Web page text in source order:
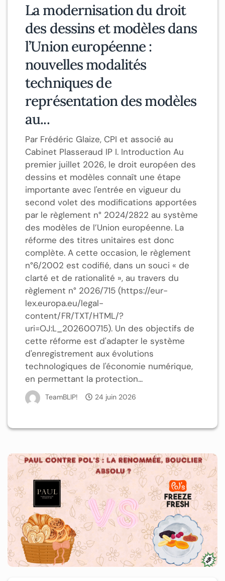
La modernisation du droit
des dessins et modèles dans
l’Union européenne :
nouvelles modalités
techniques de
représentation des modèles
au...
Par Frédéric Glaize, CPI et associé au
Cabinet Plasseraud IP I. Introduction Au
premier juillet 2026, le droit européen des
dessins et modèles connaît une étape
importante avec l'entrée en vigueur du
second volet des modifications apportées
par le règlement n° 2024/2822 au système
des modèles de l’Union européenne. La
réforme des titres unitaires est donc
complète. A cette occasion, le règlement
n°6/2002 est codifié, dans un souci « de
clarté et de rationalité », au travers du
règlement n° 2026/715 (https://eur-
lex.europa.eu/legal-
content/FR/TXT/HTML/?
uri=OJ:L_202600715). Un des objectifs de
cette réforme est d'adapter le système
d'enregistrement aux évolutions
technologiques de l'économie numérique,
en permettant la protection...
TeamBLIP! 24 juin 2026